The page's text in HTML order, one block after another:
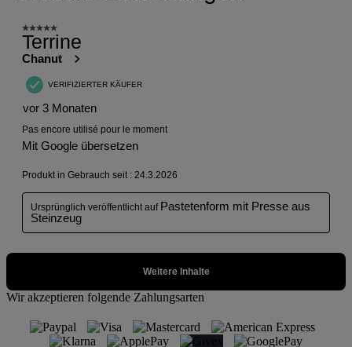
Wir akzeptieren folgende Zahlungsarten